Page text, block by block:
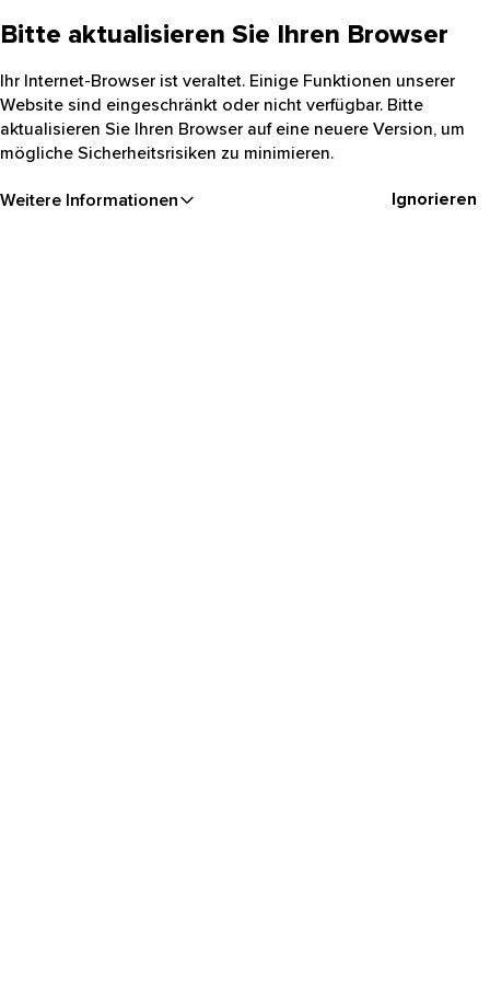
Bitte aktualisieren Sie Ihren Browser
Ihr Internet-Browser ist veraltet. Einige Funktionen unserer
Website sind eingeschränkt oder nicht verfügbar. Bitte
aktualisieren Sie Ihren Browser auf eine neuere Version, um
mögliche Sicherheitsrisiken zu minimieren.
Weitere Informationen Ignorieren